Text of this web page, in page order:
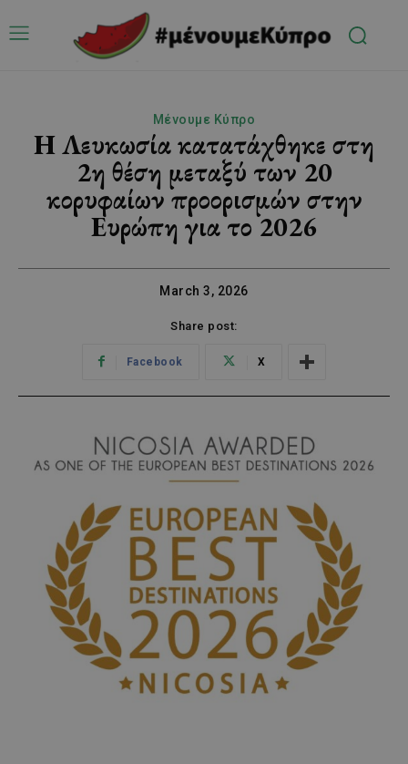
Μένουμε Κύπρο
Η Λευκωσία κατατάχθηκε στη
2η θέση μεταξύ των 20
κορυφαίων προορισμών στην
Ευρώπη για το 2026
March 3, 2026
Share post:
Facebook X